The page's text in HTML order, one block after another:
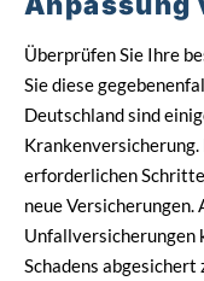
Überprüfen Sie Ihre
Sie diese
Deutschland sind
erforderlichen
neue
Unfallversicherungen
Schadens abgesichert